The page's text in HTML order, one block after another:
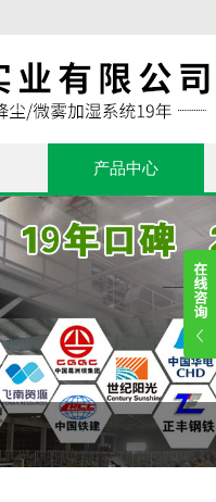
产品中心